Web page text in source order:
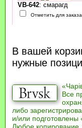
VB-642: смарагд
Отметить для заказа
В вашей
нужные
Все
либо
и/или